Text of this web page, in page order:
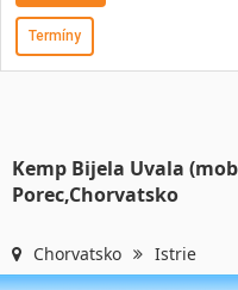
Termíny
Kemp Bijela Uvala
Porec,Chorvatsko
Chorvatsko Istrie